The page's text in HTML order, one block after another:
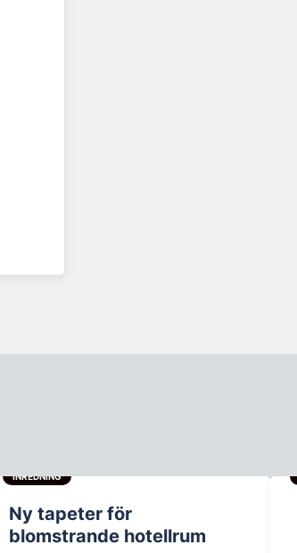
INREDNING
Ny tapeter för
blomstrande hotellrum